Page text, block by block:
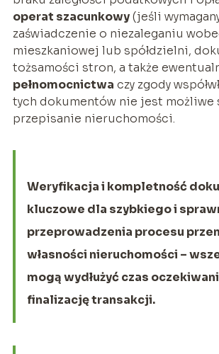
operat szacunkowy(jeśli
zaświadczenie o niezaleganiu
mieszkaniowej lub spółdzielni,
tożsamości stron, a także
pełnomocnictwa czy zgody
tych dokumentów nie jest możliwe
przepisanie nieruchomości.
Weryfikacja i kompletność
kluczowe dla szybkiego i
przeprowadzenia procesu
własności nieruchomości –
mogą wydłużyć czas
finalizację transakcji.